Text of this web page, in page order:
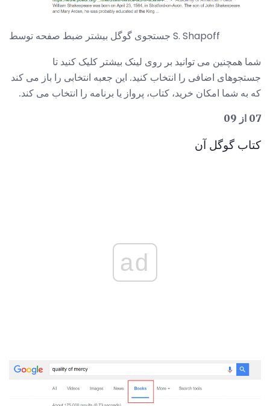
جستجوی گوگل بیشتر ضبط صفحه توسط S. Shapoff
شما همچنین می توانید بر روی لینک بیشتر کلیک کنید تا
جستجوهای اضافی را انتخاب کنید. این جعبه انتخابی را باز می کند
که به شما امکان خرید، کتاب، پرواز یا برنامه را انتخاب می کند.
07 از 09
کتاب گوگل آن
ad